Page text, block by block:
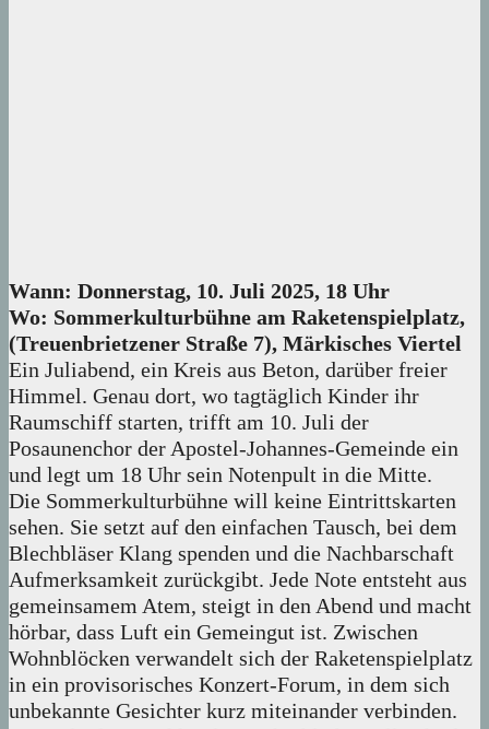
Wann: Donnerstag, 10. Juli 2025, 18 Uhr
Wo: Sommerkulturbühne am Raketenspielplatz,
(Treuenbrietzener Straße 7), Märkisches Viertel
Ein Juliabend, ein Kreis aus Beton, darüber freier
Himmel. Genau dort, wo tagtäglich Kinder ihr
Raumschiff starten, trifft am 10. Juli der
Posaunenchor der Apostel-Johannes-Gemeinde ein
und legt um 18 Uhr sein Notenpult in die Mitte.
Die Sommerkulturbühne will keine Eintrittskarten
sehen. Sie setzt auf den einfachen Tausch, bei dem
Blechbläser Klang spenden und die Nachbarschaft
Aufmerksamkeit zurückgibt. Jede Note entsteht aus
gemeinsamem Atem, steigt in den Abend und macht
hörbar, dass Luft ein Gemeingut ist. Zwischen
Wohnblöcken verwandelt sich der Raketenspielplatz
in ein provisorisches Konzert-Forum, in dem sich
unbekannte Gesichter kurz miteinander verbinden.